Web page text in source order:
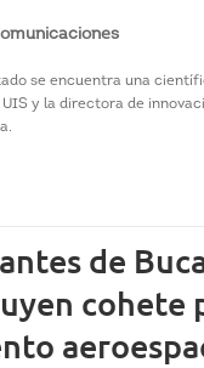
se encuentra una
y la directora de
de
cohete